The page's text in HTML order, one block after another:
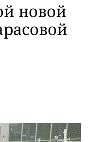
новой